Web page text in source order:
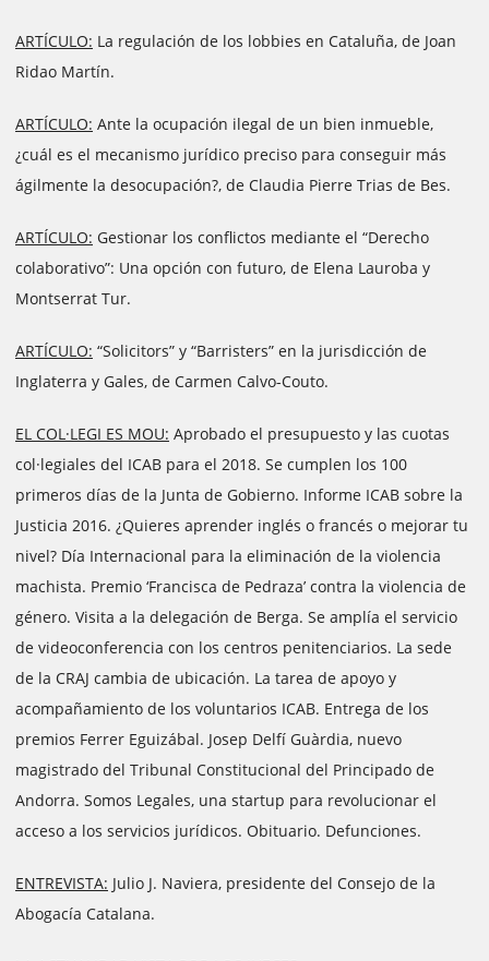
ARTÍCULO: La regulación de los lobbies en Cataluña, de Joan
Ridao Martín.
ARTÍCULO: Ante la ocupación ilegal de un bien inmueble,
¿cuál es el mecanismo jurídico preciso para conseguir más
ágilmente la desocupación?, de Claudia Pierre Trias de Bes.
ARTÍCULO: Gestionar los conflictos mediante el “Derecho
colaborativo”: Una opción con futuro, de Elena Lauroba y
Montserrat Tur.
ARTÍCULO: “Solicitors” y “Barristers” en la jurisdicción de
Inglaterra y Gales, de Carmen Calvo-Couto.
EL COL·LEGI ES MOU: Aprobado el presupuesto y las cuotas
col·legiales del ICAB para el 2018. Se cumplen los 100
primeros días de la Junta de Gobierno. Informe ICAB sobre la
Justicia 2016. ¿Quieres aprender inglés o francés o mejorar tu
nivel? Día Internacional para la eliminación de la violencia
machista. Premio ‘Francisca de Pedraza’ contra la violencia de
género. Visita a la delegación de Berga. Se amplía el servicio
de videoconferencia con los centros penitenciarios. La sede
de la CRAJ cambia de ubicación. La tarea de apoyo y
acompañamiento de los voluntarios ICAB. Entrega de los
premios Ferrer Eguizábal. Josep Delfí Guàrdia, nuevo
magistrado del Tribunal Constitucional del Principado de
Andorra. Somos Legales, una startup para revolucionar el
acceso a los servicios jurídicos. Obituario. Defunciones.
ENTREVISTA: Julio J. Naviera, presidente del Consejo de la
Abogacía Catalana.